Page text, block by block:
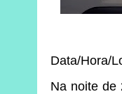
Data/Hora/
Na noite de